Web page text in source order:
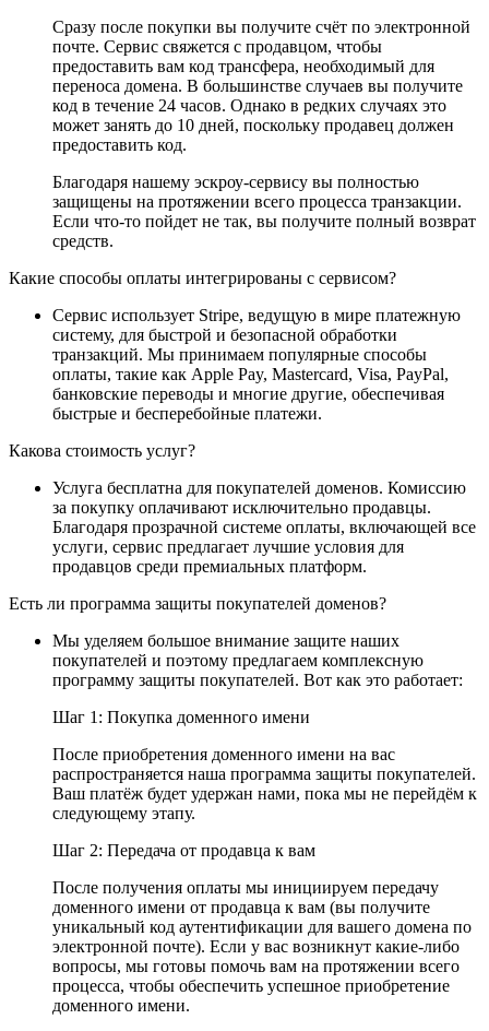
Сразу после покупки вы получите счёт по электронной
почте. Сервис свяжется с продавцом, чтобы
предоставить вам код трансфера, необходимый для
переноса домена. В большинстве случаев вы получите
код в течение 24 часов. Однако в редких случаях это
может занять до 10 дней, поскольку продавец должен
предоставить код.
Благодаря нашему эскроу-сервису вы полностью
защищены на протяжении всего процесса транзакции.
Если что-то пойдет не так, вы получите полный возврат
средств.
Какие способы оплаты интегрированы с сервисом?
Сервис использует Stripe, ведущую в мире платежную
систему, для быстрой и безопасной обработки
транзакций. Мы принимаем популярные способы
оплаты, такие как Apple Pay, Mastercard, Visa, PayPal,
банковские переводы и многие другие, обеспечивая
быстрые и бесперебойные платежи.
Какова стоимость услуг?
Услуга бесплатна для покупателей доменов. Комиссию
за покупку оплачивают исключительно продавцы.
Благодаря прозрачной системе оплаты, включающей все
услуги, сервис предлагает лучшие условия для
продавцов среди премиальных платформ.
Есть ли программа защиты покупателей доменов?
Мы уделяем большое внимание защите наших
покупателей и поэтому предлагаем комплексную
программу защиты покупателей. Вот как это работает:
Шаг 1: Покупка доменного имени
После приобретения доменного имени на вас
распространяется наша программа защиты покупателей.
Ваш платёж будет удержан нами, пока мы не перейдём к
следующему этапу.
Шаг 2: Передача от продавца к вам
После получения оплаты мы инициируем передачу
доменного имени от продавца к вам (вы получите
уникальный код аутентификации для вашего домена по
электронной почте). Если у вас возникнут какие-либо
вопросы, мы готовы помочь вам на протяжении всего
процесса, чтобы обеспечить успешное приобретение
доменного имени.